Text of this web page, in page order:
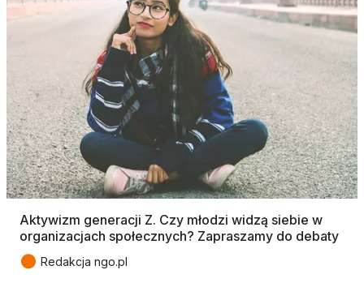
Aktywizm generacji Z. Czy młodzi widzą siebie w
organizacjach społecznych? Zapraszamy do debaty
● Redakcja ngo.pl